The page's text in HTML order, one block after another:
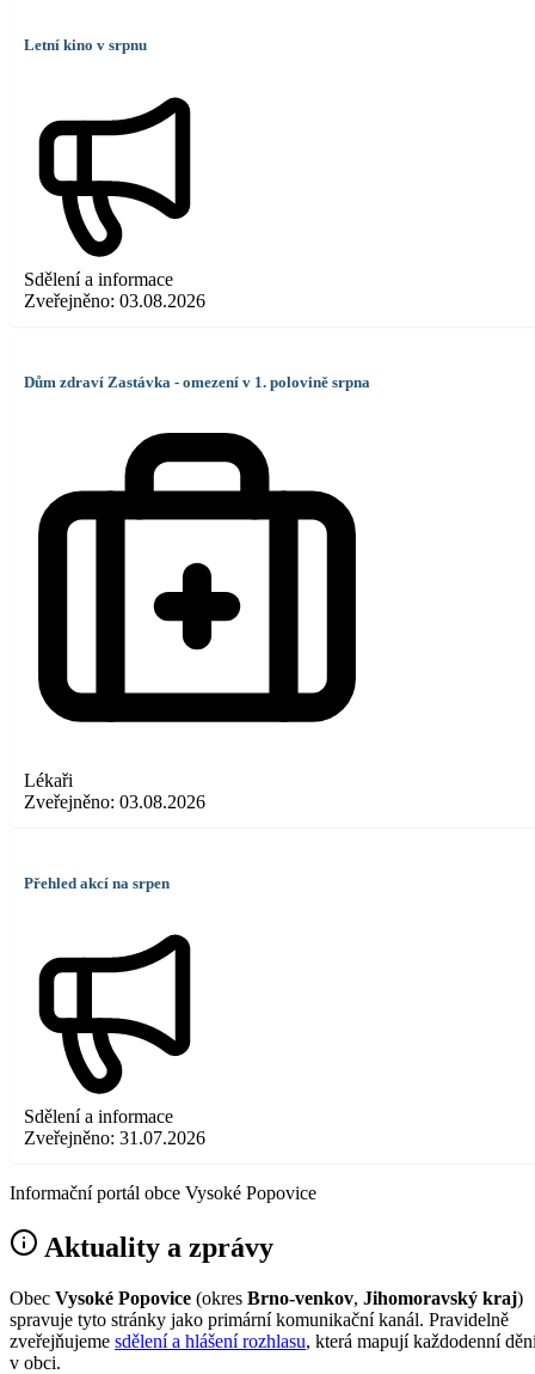
Letní kino v srpnu
Sdělení a informace
Zveřejněno: 03.08.2026
Dům zdraví Zastávka - omezení v 1. polovině srpna
Lékaři
Zveřejněno: 03.08.2026
Přehled akcí na srpen
Sdělení a informace
Zveřejněno: 31.07.2026
Informační portál obce Vysoké Popovice
Aktuality a zprávy
Obec Vysoké Popovice (okres Brno-venkov, Jihomoravský kraj)
spravuje tyto stránky jako primární komunikační kanál. Pravidelně
zveřejňujeme sdělení a hlášení rozhlasu, která mapují každodenní
v obci.